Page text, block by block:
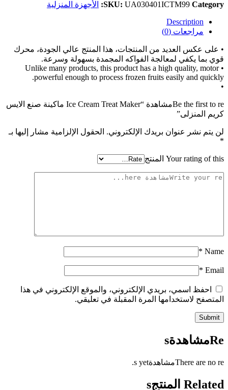
SKU: UA030401ICTM99 Category:
الأجهزة المنزلية
Description
مراجعات (0)
• على عكس العديد من المنتجات، هذا المنتج عالي الجودة، محرك
قوي بما يكفي لمعالجة الفواكه المجمدة بسهولة وسرعة.
• Unlike many products, this product has a high quality, motor
powerful enough to process frozen fruits easily and quickly.
•
Be the first to reمشاهدة “Ice Cream Treat Maker ماكينة صنع الايس
كريم المنزلى”
لن يتم نشر عنوان بريدك الإلكتروني. الحقول الإلزامية مشار إليها بـ
*
Your rating of this المنتج
Name
*
Email
*
احفظ اسمي، بريدي الإلكتروني، والموقع الإلكتروني في هذا
المتصفح لاستخدامها المرة المقبلة في تعليقي.
Reمشاهدةs
There are no reمشاهدةs yet.
Related المنتجs